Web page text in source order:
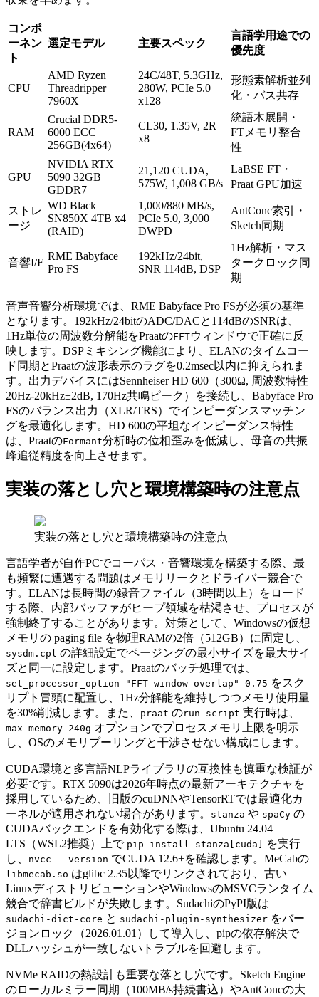
コンポ
ーネン
ト
選定モデル 主要スペック
言語学用途での
優先度
CPU
AMD Ryzen
Threadripper
7960X
24C/48T, 5.3GHz,
280W, PCIe 5.0
x128
形態素解析並列
化・バス共存
RAM
Crucial DDR5-
6000 ECC
256GB(4x64)
CL30, 1.35V, 2R
x8
統語木展開・
FTメモリ整合
性
GPU
NVIDIA RTX
5090 32GB
GDDR7
21,120 CUDA,
575W, 1,008 GB/s
LaBSE FT・
Praat GPU加速
ストレ
ージ
WD Black
SN850X 4TB x4
(RAID)
1,000/880 MB/s,
PCIe 5.0, 3,000
DWPD
AntConc索引・
Sketch同期
音響I/F
RME Babyface
Pro FS
192kHz/24bit,
SNR 114dB, DSP
1Hz解析・マス
タークロック同
期
音声音響分析環境では、RME Babyface Pro FSが必須の基準
となります。192kHz/24bitのADC/DACと114dBのSNRは、
1Hz単位の周波数分解能をPraatのFFTウィンドウで正確に反
映します。DSPミキシング機能により、ELANのタイムコー
ド同期とPraatの波形表示のラグを0.2msec以内に抑えられま
す。出力デバイスにはSennheiser HD 600（300Ω, 周波数特性
20Hz-20kHz±2dB, 170Hz共鳴ピーク）を接続し、Babyface Pro
FSのバランス出力（XLR/TRS）でインピーダンスマッチン
グを最適化します。HD 600の平坦なインピーダンス特性
は、PraatのFormant分析時の位相歪みを低減し、母音の共振
峰追従精度を向上させます。
実装の落とし穴と環境構築時の注意点
実装の落とし穴と環境構築時の注意点
言語学者が自作PCでコーパス・音響環境を構築する際、最
も頻繁に遭遇する問題はメモリリークとドライバー競合で
す。ELANは長時間の録音ファイル（3時間以上）をロード
する際、内部バッファがヒープ領域を枯渇させ、プロセスが
強制終了することがあります。対策として、Windowsの仮想
メモリの paging file を物理RAMの2倍（512GB）に固定し、
sysdm.cpl の詳細設定でページングの最小サイズを最大サイ
ズと同一に設定します。Praatのバッチ処理では、
set_processor_option "FFT window overlap" 0.75 をスク
リプト冒頭に配置し、1Hz分解能を維持しつつメモリ使用量
を30%削減します。また、
praat のrun script 実行時は、
--
max-memory 240g オプションでプロセスメモリ上限を明示
し、OSのメモリプーリングと干渉させない構成にします。
CUDA環境と多言語NLPライブラリの互換性も慎重な検証が
必要です。RTX 5090は2026年時点の最新アーキテクチャを
採用しているため、旧版のcuDNNやTensorRTでは最適化カ
ーネルが適用されない場合があります。
stanza や spaCy の
CUDAバックエンドを有効化する際は、Ubuntu 24.04
LTS（WSL2推奨）上で pip install stanza[cuda]
を実行
し、
nvcc --version でCUDA 12.6+を確認します。MeCabの
libmecab.so はglibc 2.35以降でリンクされており、古い
LinuxディストリビューションやWindowsのMSVCランタイム
競合で辞書ビルドが失敗します。SudachiのPyPI版は
sudachi-dict-core と sudachi-plugin-synthesizer をバー
ジョンロック（2026.01.01）して導入し、pipの依存解決で
DLLハッシュが一致しないトラブルを回避します。
NVMe RAIDの熱設計も重要な落とし穴です。Sketch Engine
のローカルミラー同期（100MB/s持続書込）やAntConcの大